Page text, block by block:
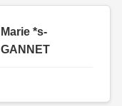
Marie *s-
GANNET